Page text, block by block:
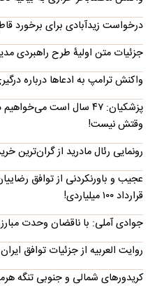
درخواست زیدآبادی برای برخورد
جزئیات متن اولیۀ طرح راهبردی
واکنش ترامپ به ادعاها درباره
پزشکیان: ۴۷ سال است
وقتش نیست!
رونمایی رئال مادرید از گران‌ترین
قرارداد ۱۰۰ میلیاردی!
جوادی آملی: با ناقضان وحدت
روایت العربیه از جزئیات توافق
کریدورهای شمالی و جنوبی تنگه